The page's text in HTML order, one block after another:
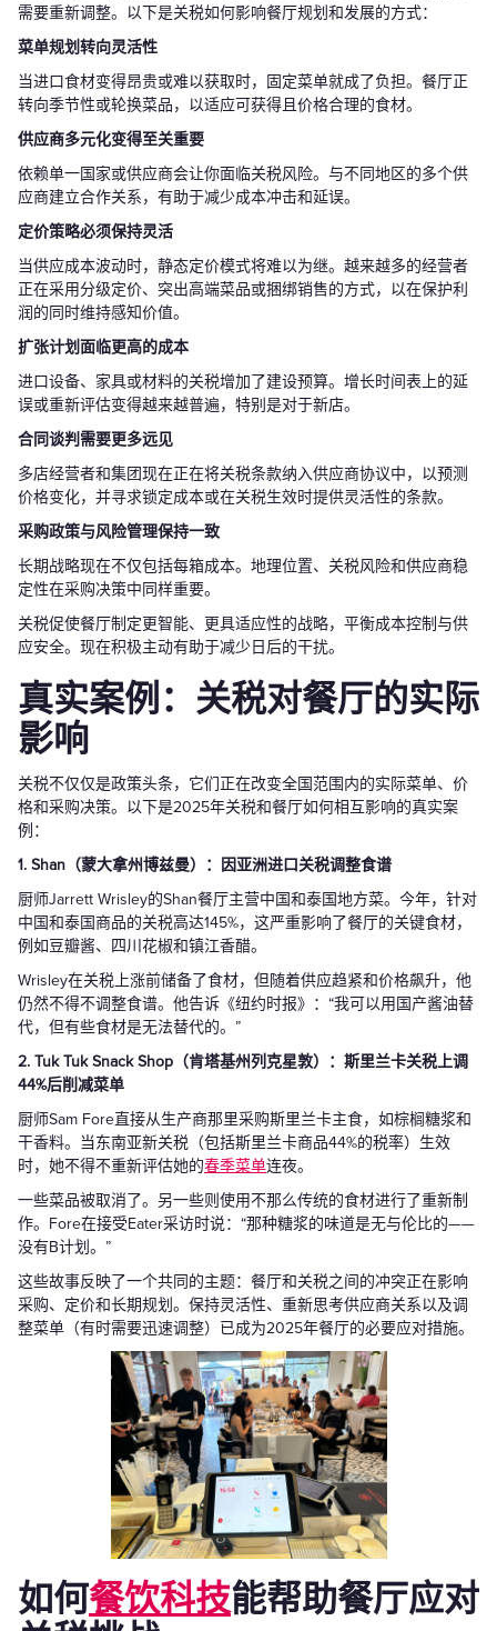
需要重新调整。以下是关税如何影响餐厅规划和发展的方式：
菜单规划转向灵活性
当进口食材变得昂贵或难以获取时，固定菜单就成了负担。餐厅正
转向季节性或轮换菜品，以适应可获得且价格合理的食材。
供应商多元化变得至关重要
依赖单一国家或供应商会让你面临关税风险。与不同地区的多个供
应商建立合作关系，有助于减少成本冲击和延误。
定价策略必须保持灵活
当供应成本波动时，静态定价模式将难以为继。越来越多的经营者
正在采用分级定价、突出高端菜品或捆绑销售的方式，以在保护利
润的同时维持感知价值。
扩张计划面临更高的成本
进口设备、家具或材料的关税增加了建设预算。增长时间表上的延
误或重新评估变得越来越普遍，特别是对于新店。
合同谈判需要更多远见
多店经营者和集团现在正在将关税条款纳入供应商协议中，以预测
价格变化，并寻求锁定成本或在关税生效时提供灵活性的条款。
采购政策与风险管理保持一致
长期战略现在不仅包括每箱成本。地理位置、关税风险和供应商稳
定性在采购决策中同样重要。
关税促使餐厅制定更智能、更具适应性的战略，平衡成本控制与供
应安全。现在积极主动有助于减少日后的干扰。
真实案例：关税对餐厅的实际
影响
关税不仅仅是政策头条，它们正在改变全国范围内的实际菜单、价
格和采购决策。以下是2025年关税和餐厅如何相互影响的真实案
例：
1. Shan（蒙大拿州博兹曼）：因亚洲进口关税调整食谱
厨师Jarrett Wrisley的Shan餐厅主营中国和泰国地方菜。今年，针对
中国和泰国商品的关税高达145%，这严重影响了餐厅的关键食材，
例如豆瓣酱、四川花椒和镇江香醋。
Wrisley在关税上涨前储备了食材，但随着供应趋紧和价格飙升，他
仍然不得不调整食谱。他告诉《纽约时报》：“我可以用国产酱油替
代，但有些食材是无法替代的。”
2. Tuk Tuk Snack Shop（肯塔基州列克星敦）：斯里兰卡关税上调
44%后削减菜单
厨师Sam Fore直接从生产商那里采购斯里兰卡主食，如棕榈糖浆和
干香料。当东南亚新关税（包括斯里兰卡商品44%的税率）生效
时，她不得不重新评估她的春季菜单连夜。
一些菜品被取消了。另一些则使用不那么传统的食材进行了重新制
作。Fore在接受Eater采访时说：“那种糖浆的味道是无与伦比的——
没有B计划。”
这些故事反映了一个共同的主题：餐厅和关税之间的冲突正在影响
采购、定价和长期规划。保持灵活性、重新思考供应商关系以及调
整菜单（有时需要迅速调整）已成为2025年餐厅的必要应对措施。
如何餐饮科技能帮助餐厅应对